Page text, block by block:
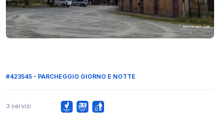
#423545 - PARCHEGGIO GIORNO E NOTTE
3 servizi